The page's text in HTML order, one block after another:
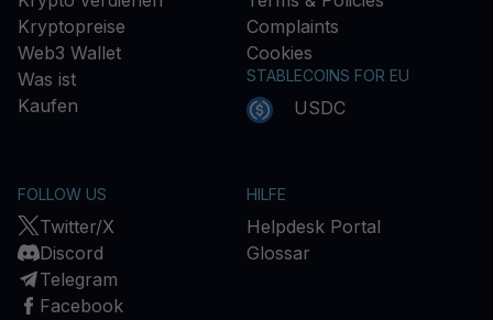
Kryptopreise
Web3 Wallet
Was ist
Kaufen
Complaints
Cookies
STABLECOINS FOR EU
USDC
FOLLOW US
Twitter/X
Discord
Telegram
Facebook
HILFE
Helpdesk Portal
Glossar